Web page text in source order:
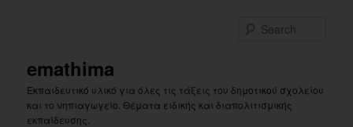
emathima
Εκπαιδευτικό υλικό για όλες τις τάξεις του δημοτικού σχολείου
και το νηπιαγωγείο. Θέματα ειδικής και διαπολιτισμικής
εκπαίδευσης.